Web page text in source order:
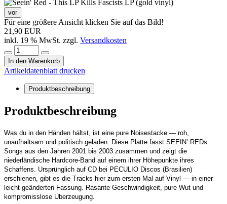
vor
Für eine größere Ansicht klicken Sie auf das Bild!
21,90 EUR
inkl. 19 % MwSt. zzgl. Versandkosten
In den Warenkorb
Artikeldatenblatt drucken
Produktbeschreibung
Produktbeschreibung
Was du in den Händen hältst, ist eine pure Noisestacke — roh,
unaufhaltsam und politisch geladen. Diese Platte fasst SEEIN’ REDs
Songs aus den Jahren 2001 bis 2003 zusammen und zeigt die
niederländische Hardcore-Band auf einem ihrer Höhepunkte ihres
Schaffens. Ursprünglich auf CD bei PECULIO Discos (Brasilien)
erschienen, gibt es die Tracks hier zum ersten Mal auf Vinyl — in einer
leicht geänderten Fassung. Rasante Geschwindigkeit, pure Wut und
kompromisslose Überzeugung.